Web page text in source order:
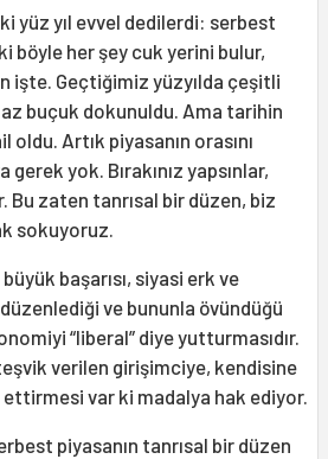
yüz yıl evvel dedilerdi: serbest
böyle her şey cuk yerini bulur,
işte. Geçtiğimiz yüzyılda çeşitli
buçuk dokunuldu. Ama tarihin
Artık piyasanın orasını
gerek yok. Bırakınız yapsınlar,
Bu zaten tanrısal bir düzen, biz
sokuyoruz.
başarısı, siyasi erk ve
ve bununla övündüğü
“liberal” diye yutturmasıdır.
verilen girişimciye, kendisine
var ki madalya hak ediyor.
piyasanın tanrısal bir düzen